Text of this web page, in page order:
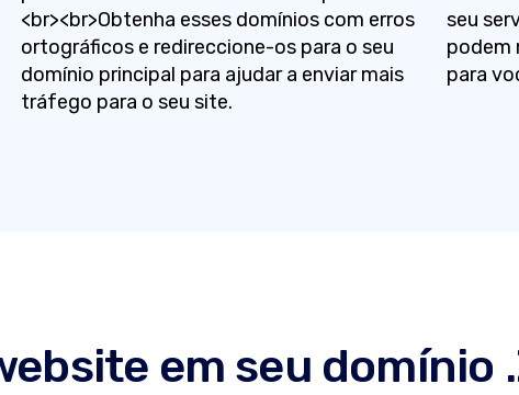
<br><br>Obtenha esses domínios com erros
ortográficos e redireccione-os para o seu
domínio principal para ajudar a enviar mais
tráfego para o seu site.
seu
podem
para
em seu domínio